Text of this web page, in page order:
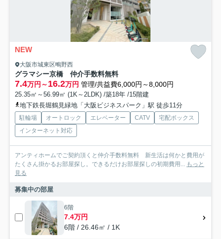
NEW
大阪市城東区鴫野西
グラマシー京橋 仲介手数料無料
7.4万円～16.2万円 管理/共益費6,000円～8,000円
25.35㎡～56.99㎡ (1K～2LDK) /築18年 /15階建
地下鉄長堀鶴見緑地「大阪ビジネスパーク」駅 徒歩11分
駐輪場 オートロック エレベーター CATV
宅配ボックス
インターネット対応
アンティホームでご契約頂くと仲介手数料無料 新生活は何かと費用が
たくさん掛かるお部屋探し。できるだけお部屋探しの初期費用...
もっと
見る
募集中の部屋
6階
7.4万円
6階 / 26.46㎡ / 1K